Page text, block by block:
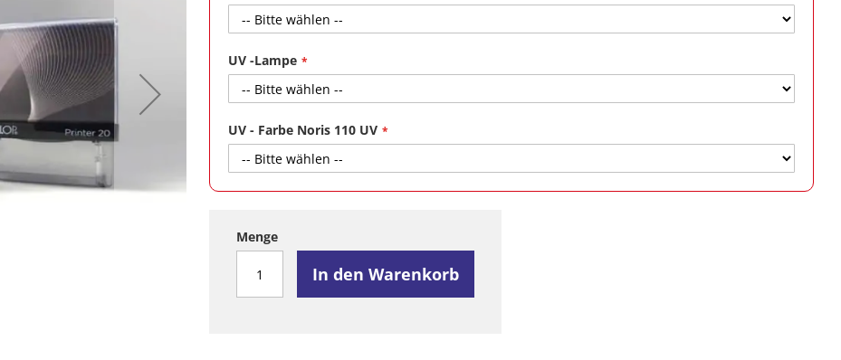
UV -Lampe
UV - Farbe Noris 110 UV
Menge
In den Warenkorb